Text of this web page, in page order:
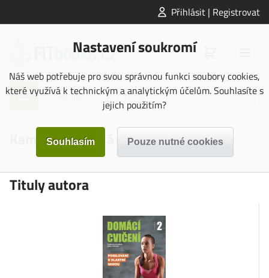
Přihlásit | Registrovat
Nastavení soukromí
Náš web potřebuje pro svou správnou funkci soubory cookies,
které využívá k technickým a analytickým účelům. Souhlasíte s
jejich použitím?
Kamila Štreitová
Tituly autora